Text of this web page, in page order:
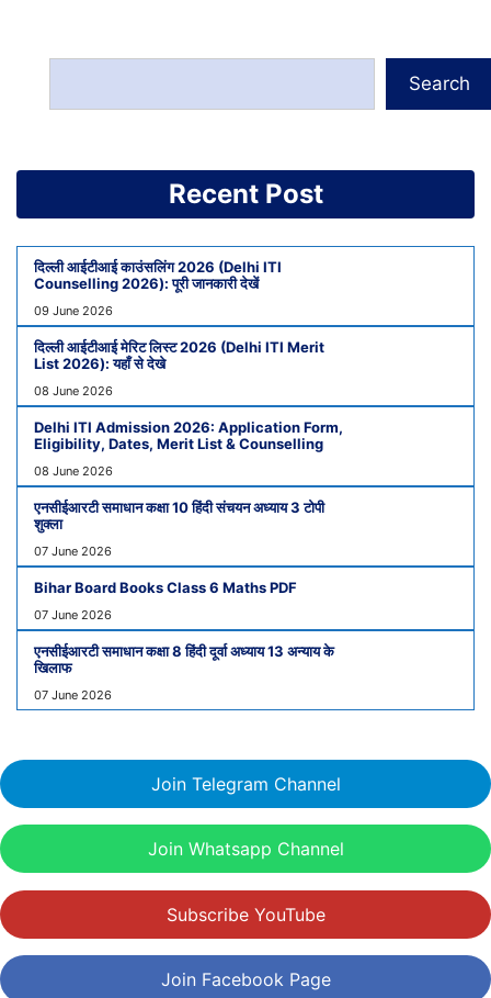
Search
Recent Post
दिल्ली आईटीआई काउंसलिंग 2026 (Delhi ITI
Counselling 2026): पूरी जानकारी देखें
09 June 2026
दिल्ली आईटीआई मेरिट लिस्ट 2026 (Delhi ITI Merit
List 2026): यहाँ से देखे
08 June 2026
Delhi ITI Admission 2026: Application Form,
Eligibility, Dates, Merit List & Counselling
08 June 2026
एनसीईआरटी समाधान कक्षा 10 हिंदी संचयन अध्याय 3 टोपी
शुक्ला
07 June 2026
Bihar Board Books Class 6 Maths PDF
07 June 2026
एनसीईआरटी समाधान कक्षा 8 हिंदी दूर्वा अध्याय 13 अन्याय के
खिलाफ
07 June 2026
Join Telegram Channel
Join Whatsapp Channel
Subscribe YouTube
Join Facebook Page